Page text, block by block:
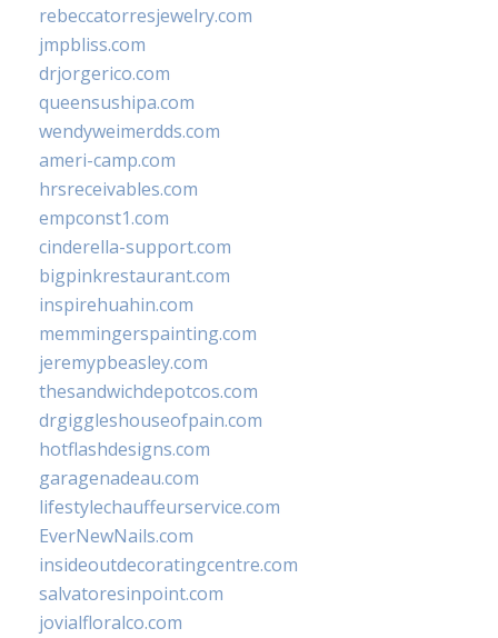
rebeccatorresjewelry.com
jmpbliss.com
drjorgerico.com
queensushipa.com
wendyweimerdds.com
ameri-camp.com
hrsreceivables.com
empconst1.com
cinderella-support.com
bigpinkrestaurant.com
inspirehuahin.com
memmingerspainting.com
jeremypbeasley.com
thesandwichdepotcos.com
drgiggleshouseofpain.com
hotflashdesigns.com
garagenadeau.com
lifestylechauffeurservice.com
EverNewNails.com
insideoutdecoratingcentre.com
salvatoresinpoint.com
jovialfloralco.com